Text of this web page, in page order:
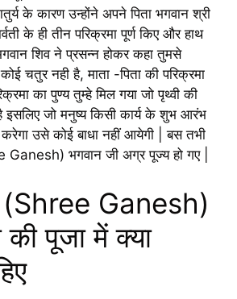
के कारण उन्होंने अपने पिता भगवान श्री
के ही तीन परिक्रमा पूर्ण किए और हाथ
शिव ने प्रसन्न होकर कहा तुमसे
चतुर नही है, माता -पिता की परिक्रमा
का पुण्य तुम्हे मिल गया जो पृथ्वी की
इसलिए जो मनुष्य किसी कार्य के शुभ आरंभ
उसे कोई बाधा नहीं आयेगी | बस तभी
भगवान जी अग्र पूज्य हो गए |
Ganesh)
की पूजा में क्या